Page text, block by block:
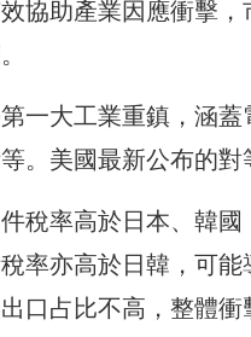
協助產業因應衝擊
一大工業重鎮，涵
。美國最新公布的對
稅率高於日本、韓
率亦高於日韓，可
口占比不高，整體